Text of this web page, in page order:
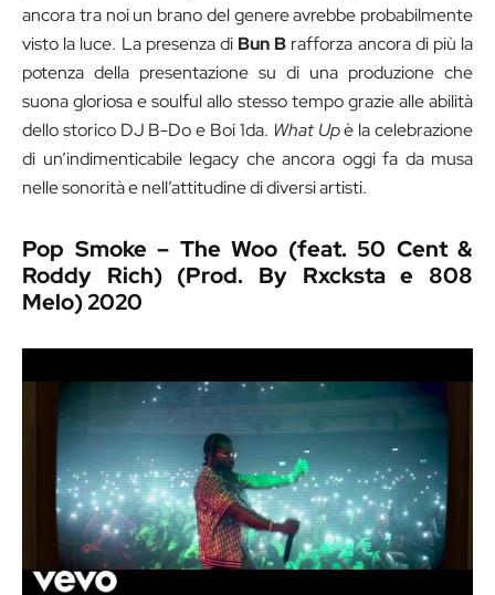
ancora tra noi un brano del genere avrebbe probabilmente
visto la luce. La presenza diBun B rafforza ancora di più la
potenza della presentazione su di una produzione che
suona gloriosa e soulful allo stesso tempo grazie alle abilità
dello storico DJ B-Do e Boi 1da. What Upè la celebrazione
di un’indimenticabile legacy che ancora oggi fa da musa
nelle sonorità e nell’attitudine di diversi artisti.
Pop Smoke – The Woo (feat. 50 Cent &
Roddy Rich) (Prod. By Rxcksta e 808
Melo) 2020